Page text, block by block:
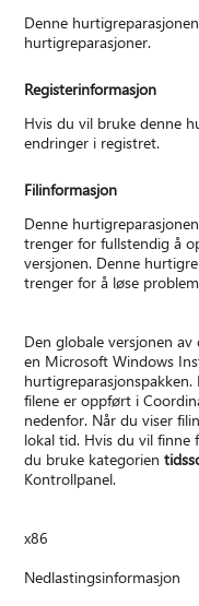
Denne
hurtigreparasjoner.
Registerinformasjon
Hvis du vil bruke denne
endringer i registret.
Filinformasjon
Denne
trenger for fullstendig å
versjonen. Denne
trenger for å løse
Den globale versjonen
en Microsoft Windows
filene er oppført i
nedenfor. Når du viser
lokal tid. Hvis du vil finne
du bruke kategorien
Kontrollpanel.
x86
Nedlastingsinformasjon